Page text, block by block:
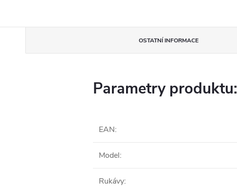
OSTATNÍ INFORMACE
Parametry produktu:
EAN:
Model:
Rukávy: